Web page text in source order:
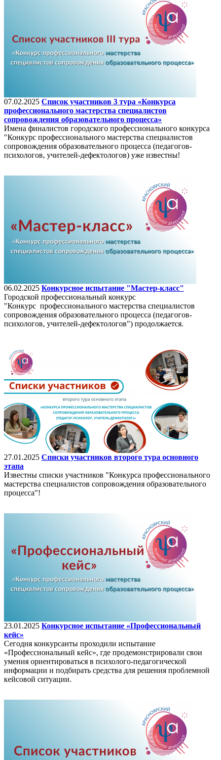
07.02.2025 Список участников 3 тура «Конкурса
профессионального мастерства специалистов
сопровождения образовательного процесса»
Имена финалистов городского профессионального конкурса
"Конкурс профессионального мастерства специалистов
сопровождения образовательного процесса (педагогов-
психологов, учителей-дефектологов) уже известны!
06.02.2025 Конкурсное испытание "Мастер-класс"
Городской профессиональный конкурс
"Конкурс профессионального мастерства специалистов
сопровождения образовательного процесса (педагогов-
психологов, учителей-дефектологов") продолжается.
27.01.2025 Списки участников второго тура основного
этапа
Известны списки участников "Конкурса профессионального
мастерства специалистов сопровождения образовательного
процесса"!
23.01.2025 Конкурсное испытание «Профессиональный
кейс»
Сегодня конкурсанты проходили испытание
«Профессиональный кейс», где продемонстрировали свои
умения ориентироваться в психолого-педагогической
информации и подбирать средства для решения проблемной
кейсовой ситуации.